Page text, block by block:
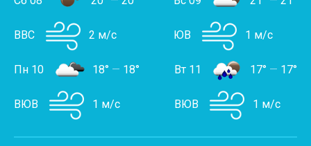
ВВС 2 м/с ЮВ 1 м/с
Пн 10 18° — 18°
ВЮВ 1 м/с
Вт 11 17° — 17°
ВЮВ 1 м/с